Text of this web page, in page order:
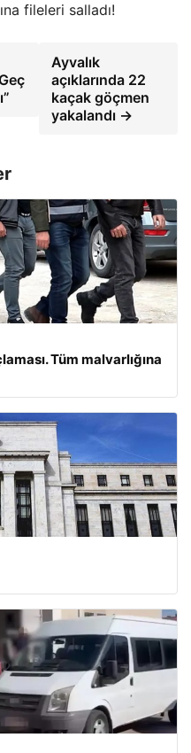
fileleri salladı!
Ayvalık
açıklarında 22
kaçak göçmen
yakalandı →
Tüm malvarlığına